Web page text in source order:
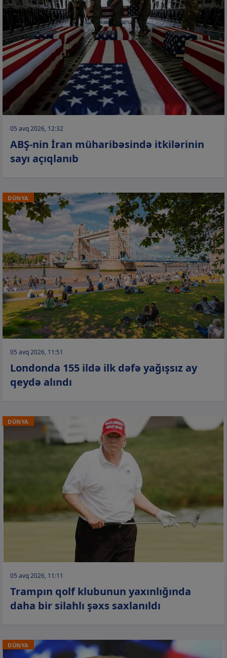
05 avq 2026, 12:32
ABŞ-nin İran müharibəsində itkilərinin
sayı açıqlanıb
DÜNYA
05 avq 2026, 11:51
Londonda 155 ildə ilk dəfə yağışsız ay
qeydə alındı
DÜNYA
05 avq 2026, 11:11
Trampın qolf klubunun yaxınlığında
daha bir silahlı şəxs saxlanıldı
DÜNYA